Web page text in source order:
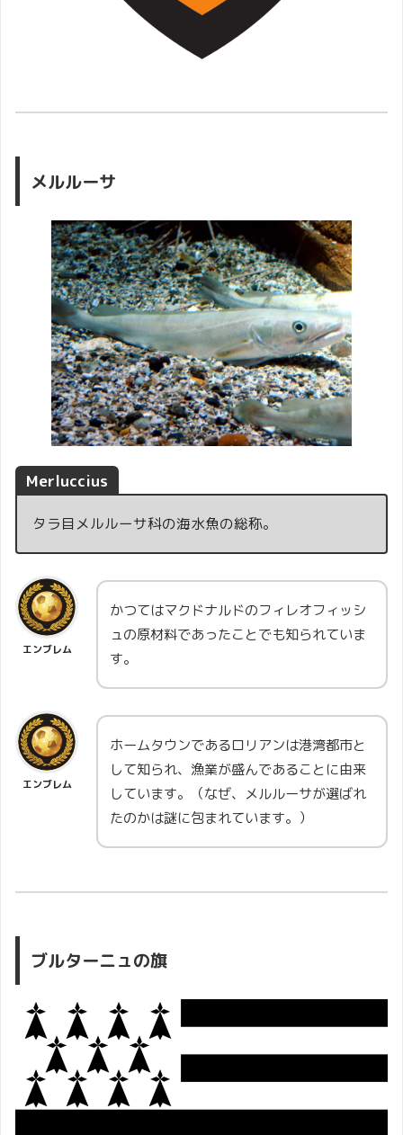
メルルーサ
Merluccius
タラ目メルルーサ科の海水魚の総称。
エンブレム
かつてはマクドナルドのフィレオフィッシ
ュの原材料であったことでも知られていま
す。
エンブレム
ホームタウンであるロリアンは港湾都市と
して知られ、漁業が盛んであることに由来
しています。（なぜ、メルルーサが選ばれ
たのかは謎に包まれています。）
ブルターニュの旗